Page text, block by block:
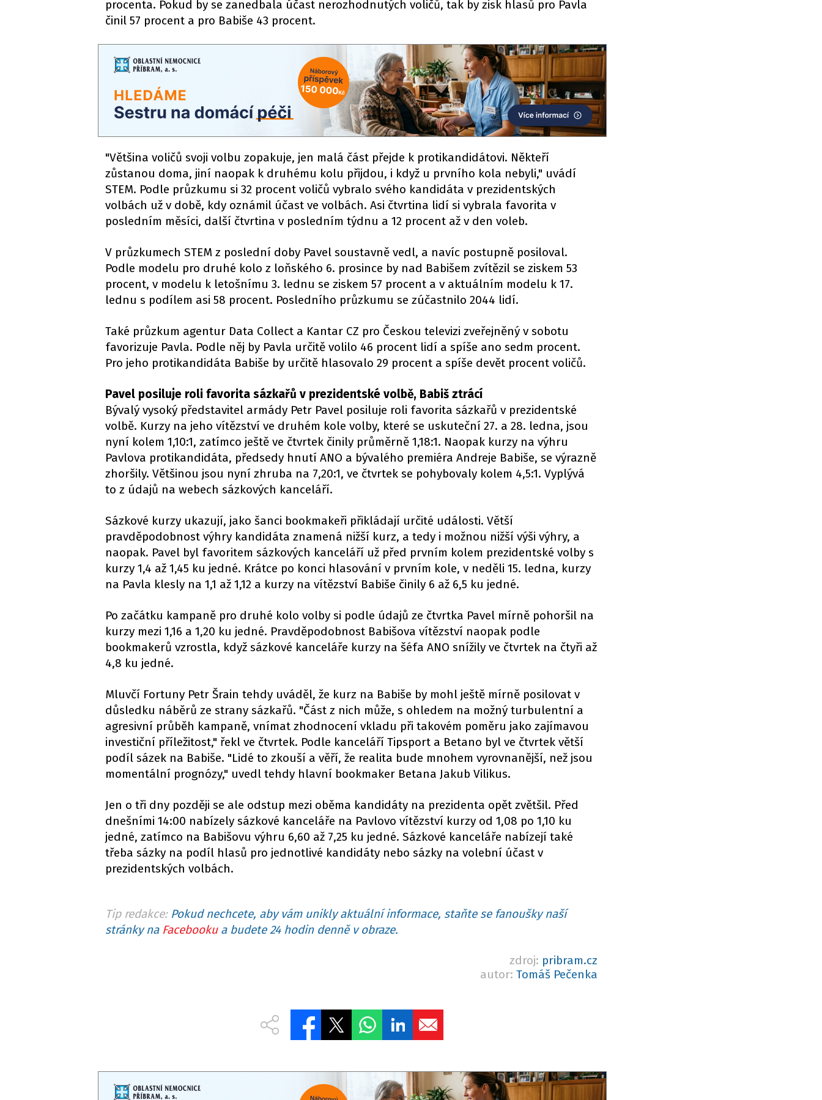
procenta. Pokud by se zanedbala účast nerozhodnutých voličů, tak by zisk hlasů pro Pavla
činil 57 procent a pro Babiše 43 procent.
"Většina voličů svoji volbu zopakuje, jen malá část přejde k protikandidátovi. Někteří
zůstanou doma, jiní naopak k druhému kolu přijdou, i když u prvního kola nebyli," uvádí
STEM. Podle průzkumu si 32 procent voličů vybralo svého kandidáta v prezidentských
volbách už v době, kdy oznámil účast ve volbách. Asi čtvrtina lidí si vybrala favorita v
posledním měsíci, další čtvrtina v posledním týdnu a 12 procent až v den voleb.
V průzkumech STEM z poslední doby Pavel soustavně vedl, a navíc postupně posiloval.
Podle modelu pro druhé kolo z loňského 6. prosince by nad Babišem zvítězil se ziskem 53
procent, v modelu k letošnímu 3. lednu se ziskem 57 procent a v aktuálním modelu k 17.
lednu s podílem asi 58 procent. Posledního průzkumu se zúčastnilo 2044 lidí.
Také průzkum agentur Data Collect a Kantar CZ pro Českou televizi zveřejněný v sobotu
favorizuje Pavla. Podle něj by Pavla určitě volilo 46 procent lidí a spíše ano sedm procent.
Pro jeho protikandidáta Babiše by určitě hlasovalo 29 procent a spíše devět procent voličů.
Pavel posiluje roli favorita sázkařů v prezidentské volbě, Babiš ztrácí
Bývalý vysoký představitel armády Petr Pavel posiluje roli favorita sázkařů v prezidentské
volbě. Kurzy na jeho vítězství ve druhém kole volby, které se uskuteční 27. a 28. ledna, jsou
nyní kolem 1,10:1, zatímco ještě ve čtvrtek činily průměrně 1,18:1. Naopak kurzy na výhru
Pavlova protikandidáta, předsedy hnutí ANO a bývalého premiéra Andreje Babiše, se výrazně
zhoršily. Většinou jsou nyní zhruba na 7,20:1, ve čtvrtek se pohybovaly kolem 4,5:1. Vyplývá
to z údajů na webech sázkových kanceláří.
Sázkové kurzy ukazují, jako šanci bookmakeři přikládají určité události. Větší
pravděpodobnost výhry kandidáta znamená nižší kurz, a tedy i možnou nižší výši výhry, a
naopak. Pavel byl favoritem sázkových kanceláří už před prvním kolem prezidentské volby s
kurzy 1,4 až 1,45 ku jedné. Krátce po konci hlasování v prvním kole, v neděli 15. ledna, kurzy
na Pavla klesly na 1,1 až 1,12 a kurzy na vítězství Babiše činily 6 až 6,5 ku jedné.
Po začátku kampaně pro druhé kolo volby si podle údajů ze čtvrtka Pavel mírně pohoršil na
kurzy mezi 1,16 a 1,20 ku jedné. Pravděpodobnost Babišova vítězství naopak podle
bookmakerů vzrostla, když sázkové kanceláře kurzy na šéfa ANO snížily ve čtvrtek na čtyři až
4,8 ku jedné.
Mluvčí Fortuny Petr Šrain tehdy uváděl, že kurz na Babiše by mohl ještě mírně posilovat v
důsledku náběrů ze strany sázkařů. "Část z nich může, s ohledem na možný turbulentní a
agresivní průběh kampaně, vnímat zhodnocení vkladu při takovém poměru jako zajímavou
investiční příležitost," řekl ve čtvrtek. Podle kanceláří Tipsport a Betano byl ve čtvrtek větší
podíl sázek na Babiše. "Lidé to zkouší a věří, že realita bude mnohem vyrovnanější, než jsou
momentální prognózy," uvedl tehdy hlavní bookmaker Betana Jakub Vilikus.
Jen o tři dny později se ale odstup mezi oběma kandidáty na prezidenta opět zvětšil. Před
dnešními 14:00 nabízely sázkové kanceláře na Pavlovo vítězství kurzy od 1,08 po 1,10 ku
jedné, zatímco na Babišovu výhru 6,60 až 7,25 ku jedné. Sázkové kanceláře nabízejí také
třeba sázky na podíl hlasů pro jednotlivé kandidáty nebo sázky na volební účast v
prezidentských volbách.
Tip redakce: Pokud nechcete, aby vám unikly aktuální informace, staňte se fanoušky naší
stránky na Facebookua budete 24 hodin denně v obraze.
zdroj: pribram.cz
autor: Tomáš Pečenka